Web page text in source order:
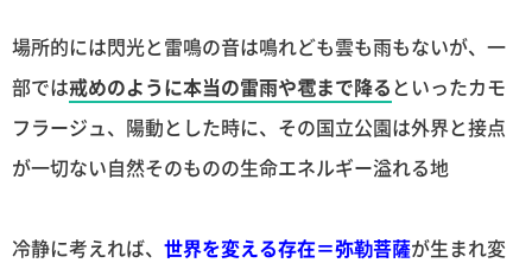
場所的には閃光と雷鳴の音は鳴れども雲も雨もないが、一
部では戒めのように本当の雷雨や雹まで降るといったカモ
フラージュ、陽動とした時に、その国立公園は外界と接点
が一切ない自然そのものの生命エネルギー溢れる地
冷静に考えれば、 世界を変える存在＝弥勒菩薩が生まれ変